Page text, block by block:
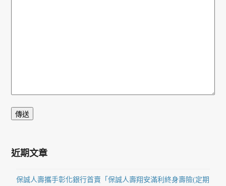
近期文章
保誠人壽攜手彰化銀行首賣「保誠人壽翔安滿利終身壽險(定期